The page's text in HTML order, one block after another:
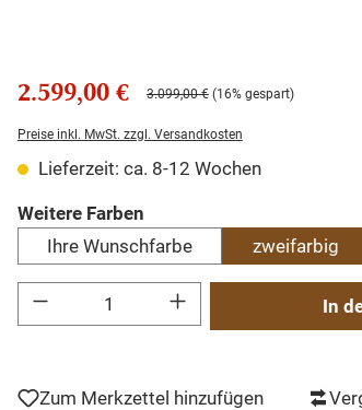
2.599,00 € 3.099,00 € (16% gespart)
Preise inkl. MwSt. zzgl. Versandkosten
Lieferzeit: ca. 8-12 Wochen
Weitere Farbenauswählen
Ihre Wunschfarbe
zweifarbig
Produkt Anzahl: Gib den gewünschten Wert ein oder
In
Zum Merkzettel hinzufügen